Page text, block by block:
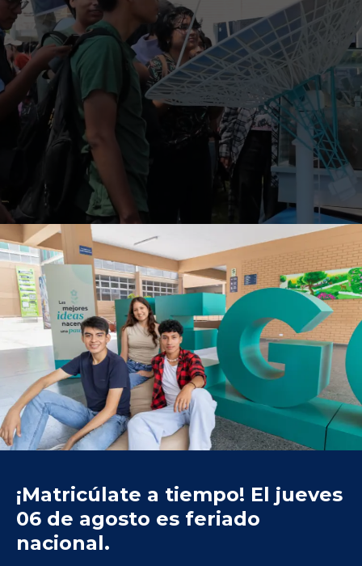
Estudios Generales
Ciencias
CONOCE LA UNIDAD
¡Matricúlate a tiempo! El jueves
06 de agosto es feriado
nacional.